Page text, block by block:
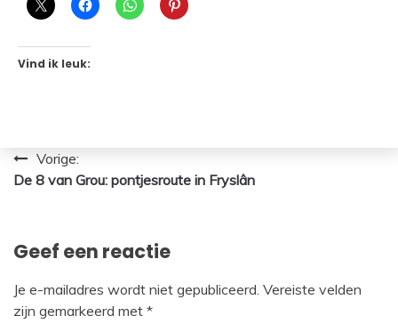
Vind ik leuk:
Bericht
navigatie
Vorige:
De 8 van Grou: pontjesroute in Fryslân
Geef een reactie
Je e-mailadres wordt niet gepubliceerd. Vereiste velden
zijn gemarkeerd met *